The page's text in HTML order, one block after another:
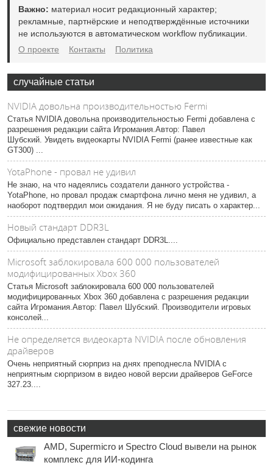
Важно: материал носит редакционный характер;
рекламные, партнёрские и неподтверждённые источники
не используются в автоматическом workflow публикации.
О проекте
Контакты Политика
случайные статьи
NVIDIA довольна производительностью Fermi
Статья NVIDIA довольна производительностью Fermi добавлена с
разрешения редакции сайта Игромания.Автор: Павел
Шубский. Увидеть видеокарты NVIDIA Fermi (ранее известные как
GT300) ...
YotaPhone - провал не удивил
Не знаю, на что надеялись создатели данного устройства -
YotaPhone, но провал продаж смартфона лично меня не удивил, а
наоборот подтвердил мои ожидания. Я не буду писать о характер...
Новый стандарт DDR3L
Официально представлен стандарт DDR3L....
Microsoft заблокировала 600 000 пользователей
модифицированных Xbox 360
Статья Microsoft заблокировала 600 000 пользователей
модифицированных Xbox 360 добавлена с разрешения редакции
сайта Игромания.Автор: Павел Шубский. Производители игровых
консолей...
Не определяется видеокарта NVIDIA после обновления
драйверов
Очень неприятный сюрприз на днях преподнесла NVIDIA с
неприятным сюрпризом в видео новой версии драйверов GeForce
327.23....
свежие новости
AMD, Supermicro и Spectro Cloud вывели на рынок
комплекс для ИИ-кодинга